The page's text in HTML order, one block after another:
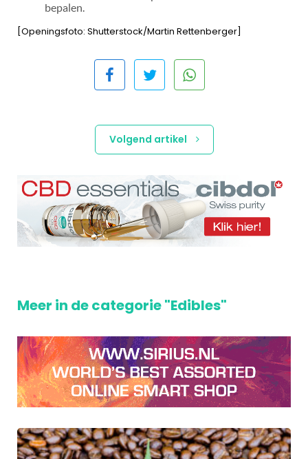
bepalen.
[Openingsfoto: Shutterstock/Martin Rettenberger]
Volgend artikel
Meer in de categorie "Edibles"